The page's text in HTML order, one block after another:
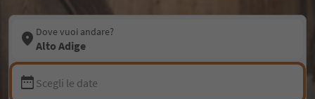
Dove vuoi andare?
Alto Adige
Scegli le date